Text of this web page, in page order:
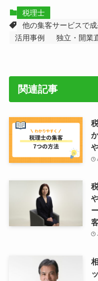
税理士
他の集客サービスで
活用事例
独立・開業
関連記事